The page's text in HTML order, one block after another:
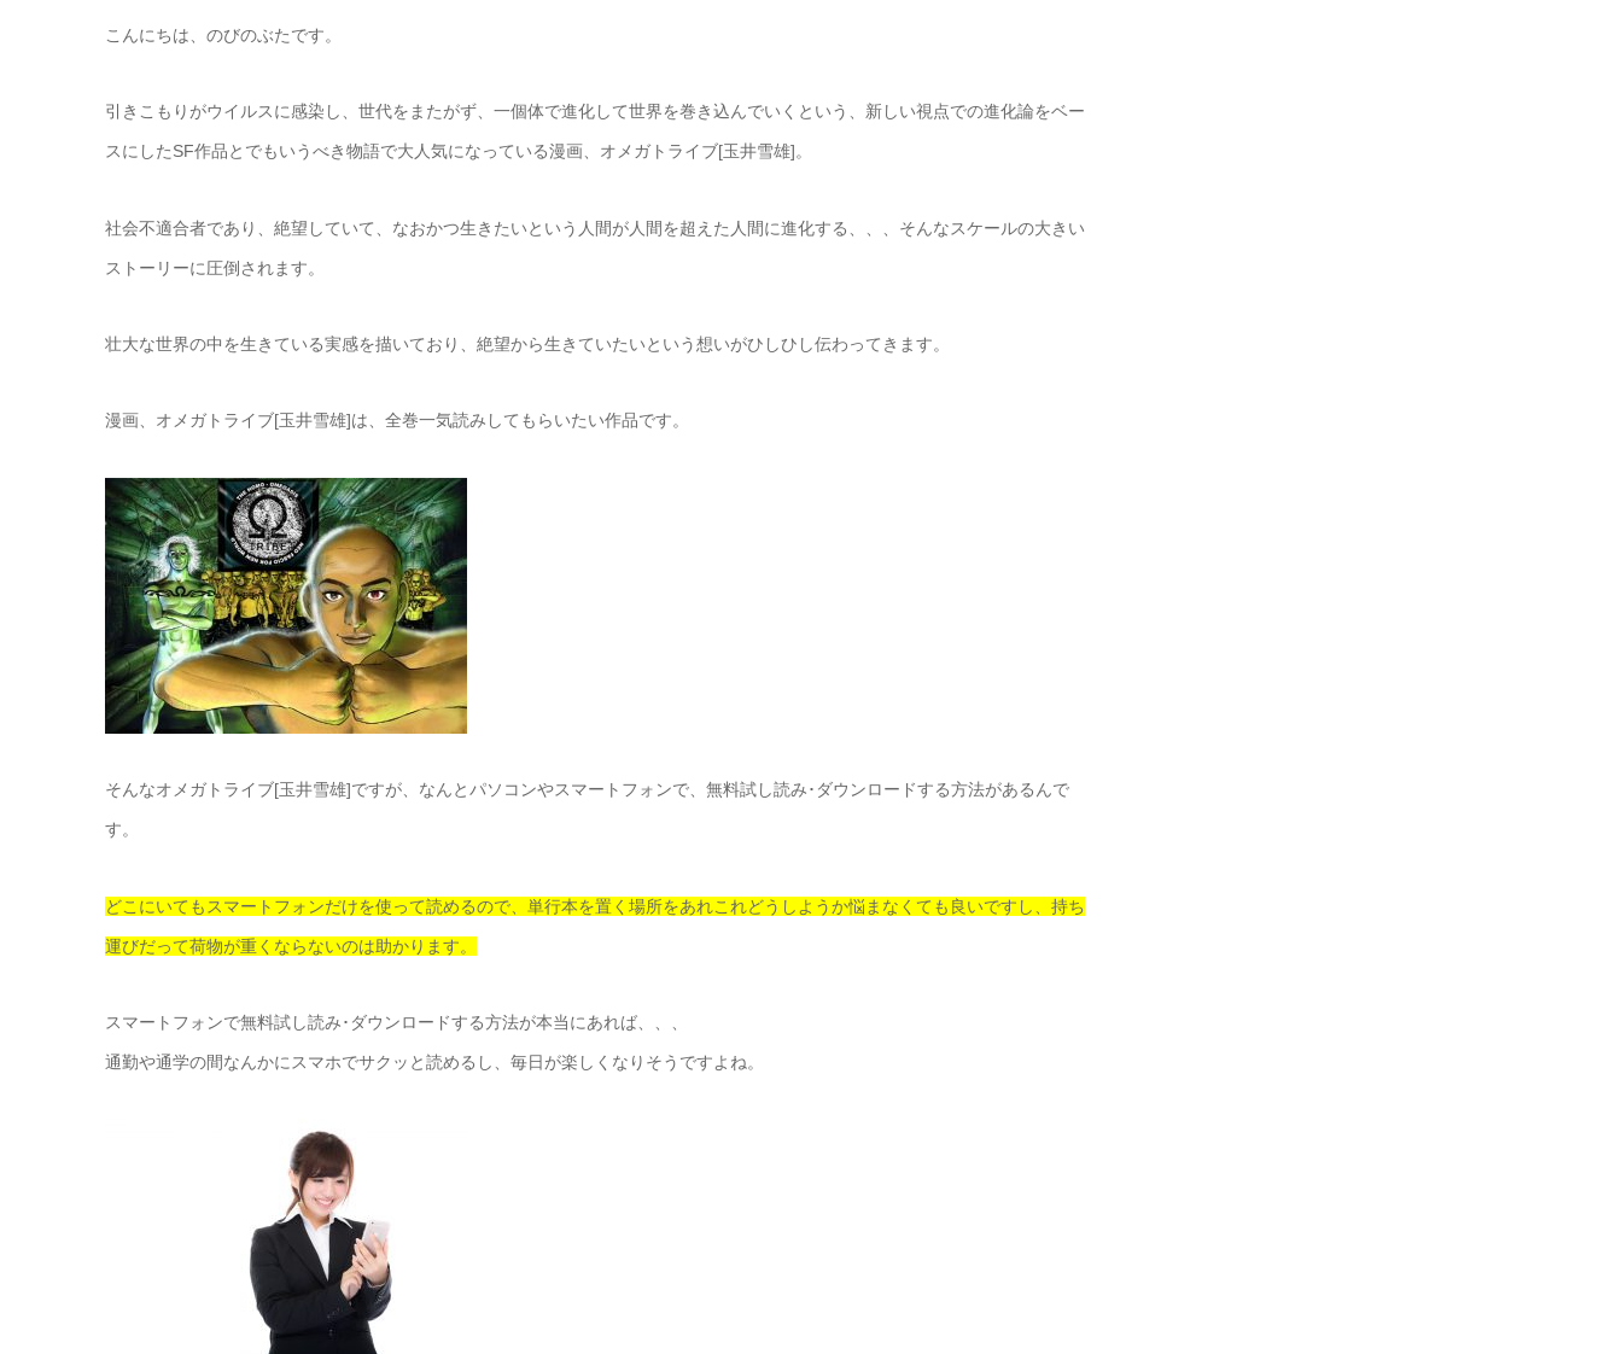
こんにちは、のびのぶたです。
引きこもりがウイルスに感染し、世代をまたがず、一個体で進化して世界を巻き込んでいくという、新しい視点での進化論をベー
スにしたSF作品とでもいうべき物語で大人気になっている漫画、オメガトライブ[玉井雪雄]。
社会不適合者であり、絶望していて、なおかつ生きたいという人間が人間を超えた人間に進化する、、、そんなスケールの大きい
ストーリーに圧倒されます。
壮大な世界の中を生きている実感を描いており、絶望から生きていたいという想いがひしひし伝わってきます。
漫画、オメガトライブ[玉井雪雄]は、全巻一気読みしてもらいたい作品です。
そんなオメガトライブ[玉井雪雄]ですが、なんとパソコンやスマートフォンで、無料試し読み･ダウンロードする方法があるんで
す。
どこにいてもスマートフォンだけを使って読めるので、単行本を置く場所をあれこれどうしようか悩まなくても良いですし、持ち
運びだって荷物が重くならないのは助かります。
スマートフォンで無料試し読み･ダウンロードする方法が本当にあれば、、、
通勤や通学の間なんかにスマホでサクッと読めるし、毎日が楽しくなりそうですよね。